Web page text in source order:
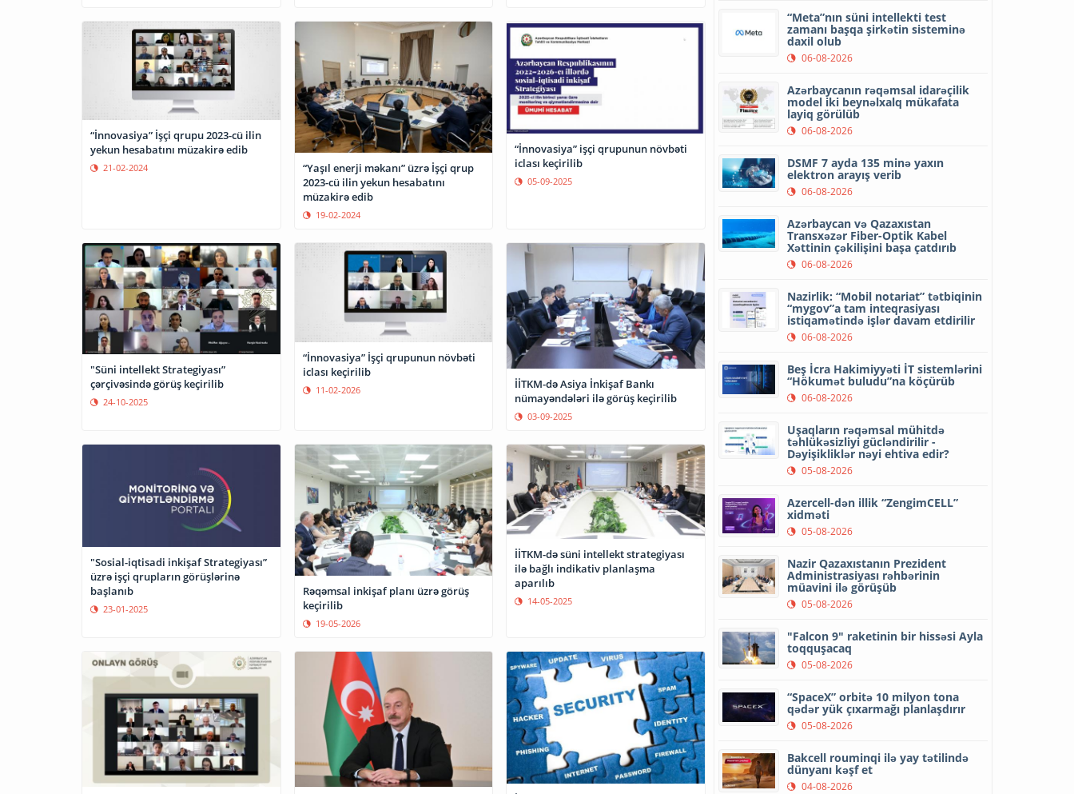
“İnnovasiya” İşçi qrupu 2023-cü ilin
yekun hesabatını müzakirə edib
21-02-2024
“Yaşıl enerji məkanı” üzrə İşçi qrup
2023-cü ilin yekun hesabatını
müzakirə edib
19-02-2024
“İnnovasiya” işçi qrupunun növbəti
iclası keçirilib
05-09-2025
"Süni intellekt Strategiyası”
çərçivəsində görüş keçirilib
24-10-2025
“İnnovasiya” İşçi qrupunun növbəti
iclası keçirilib
11-02-2026
İİTKM-də Asiya İnkişaf Bankı
nümayəndələri ilə görüş keçirilib
03-09-2025
"Sosial-iqtisadi inkişaf Strategiyası”
üzrə işçi qrupların görüşlərinə
başlanıb
23-01-2025
Rəqəmsal inkişaf planı üzrə görüş
keçirilib
19-05-2026
İİTKM-də süni intellekt strategiyası
ilə bağlı indikativ planlaşma
aparılıb
14-05-2025
“Meta”nın süni intellekti test
zamanı başqa şirkətin sisteminə
daxil olub
06-08-2026
Azərbaycanın rəqəmsal idarəçilik
model iki beynəlxalq mükafata
layiq görülüb
06-08-2026
DSMF 7 ayda 135 minə yaxın
elektron arayış verib
06-08-2026
Azərbaycan və Qazaxıstan
Transxəzər Fiber-Optik Kabel
Xəttinin çəkilişini başa çatdırıb
06-08-2026
Nazirlik: “Mobil notariat” tətbiqinin
“mygov”a tam inteqrasiyası
istiqamətində işlər davam etdirilir
06-08-2026
Beş İcra Hakimiyyəti İT sistemlərini
“Hökumət buludu”na köçürüb
06-08-2026
Uşaqların rəqəmsal mühitdə
təhlükəsizliyi gücləndirilir -
Dəyişikliklər nəyi ehtiva edir?
05-08-2026
Azercell-dən illik “ZengimCELL”
xidməti
05-08-2026
Nazir Qazaxıstanın Prezident
Administrasiyası rəhbərinin
müavini ilə görüşüb
05-08-2026
"Falcon 9" raketinin bir hissəsi Ayla
toqquşacaq
05-08-2026
“SpaceX” orbitə 10 milyon tona
qədər yük çıxarmağı planlaşdırır
05-08-2026
Bakcell rouminqi ilə yay tətilində
dünyanı kəşf et
04-08-2026